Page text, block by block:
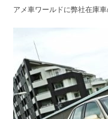
アメ車ワールドに弊社在庫